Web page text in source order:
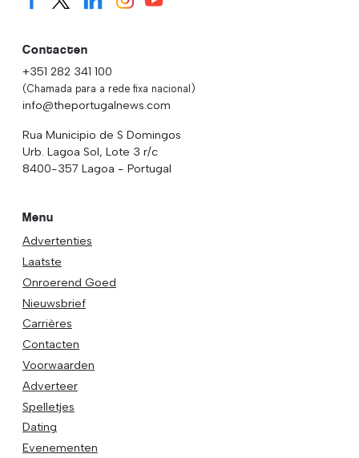
Contacten
+351 282 341 100
(Chamada para a rede fixa nacional)
info@theportugalnews.com
Rua Municipio de S Domingos
Urb. Lagoa Sol, Lote 3 r/c
8400-357 Lagoa - Portugal
Menu
Advertenties
Laatste
Onroerend Goed
Nieuwsbrief
Carrières
Contacten
Voorwaarden
Adverteer
Spelletjes
Dating
Evenementen